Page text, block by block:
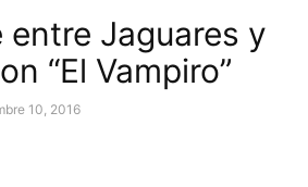
entre Jaguares y
“El Vampiro”
10, 2016